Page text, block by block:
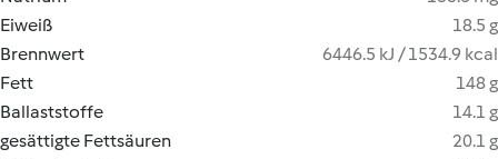
Eiweiß
18.5 g
Brennwert
6446.5 kJ / 1534.9 kcal
Fett
148 g
Ballaststoffe
14.1 g
gesättigte Fettsäuren
20.1 g